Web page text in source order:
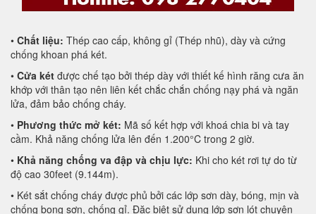
• Chất liệu: Thép cao cấp, không gỉ (Thép nhũ), dày và cứng
chống khoan phá két.
• Cửa két được chế tạo bởi thép dày với thiết kế hình răng cưa ăn
khớp với thân tạo nên liên kết chắc chắn chống nạy phá và ngăn
lửa, đảm bảo chống cháy.
• Phương thức mở két: Mã số kết hợp với khoá chia bi và tay
cầm. Khả năng chống lửa lên đến 1.200°C trong 2 giờ.
• Khả năng chống va đập và chịu lực: Khi cho két rơi tự do từ
độ cao 30feet (9.144m).
• Két sắt chống cháy được phủ bởi các lớp sơn dày, bóng, mịn và
chống bong sơn, chống gỉ. Đặc biệt sử dụng lớp sơn lót chuyên